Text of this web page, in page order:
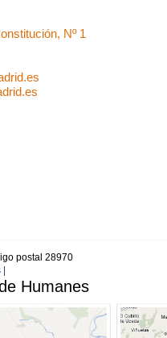
Nº 1
postal 28970
Humanes